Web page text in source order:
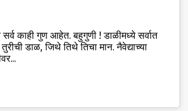
सर्व काही गुण आहेत. बहुगुणी ! डाळीमध्ये सर्वात
डाळ, जिथे तिथे तिचा मान. नैवेद्याच्या